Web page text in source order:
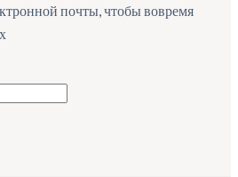
почты, чтобы вовремя